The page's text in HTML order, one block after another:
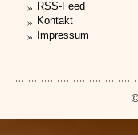
RSS-Feed
Kontakt
Impressum